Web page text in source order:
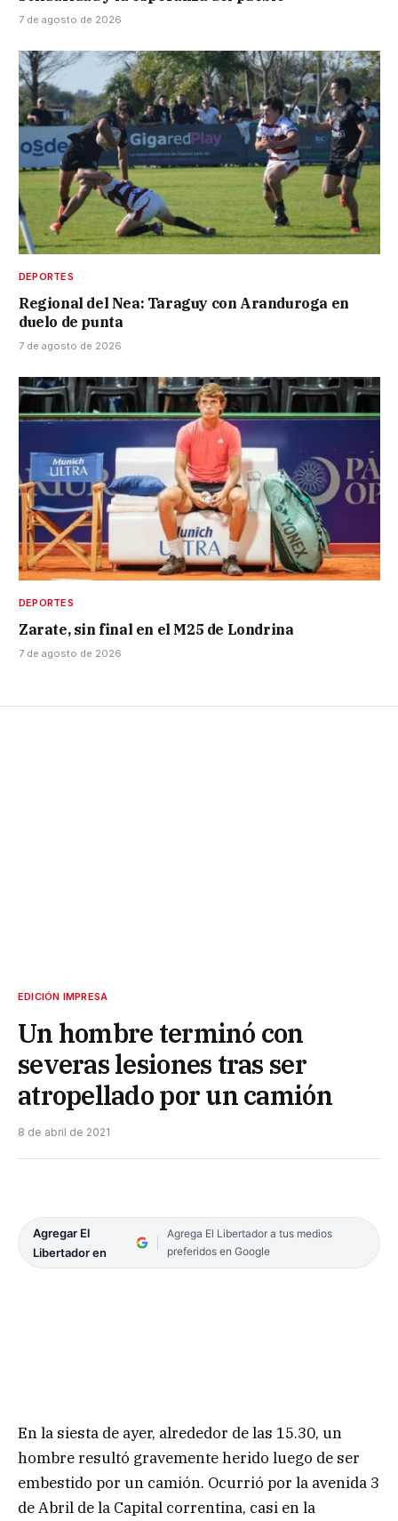
7 de agosto de 2026
DEPORTES
Regional del Nea: Taraguy con Aranduroga en
duelo de punta
7 de agosto de 2026
DEPORTES
Zarate, sin final en el M25 de Londrina
7 de agosto de 2026
EDICIÓN IMPRESA
Un hombre terminó con
severas lesiones tras ser
atropellado por un camión
8 de abril de 2021
Agregar El
Libertador en
Agrega El Libertador a tus medios
preferidos en Google
En la siesta de ayer, alrededor de las 15.30, un
hombre resultó gravemente herido luego de ser
embestido por un camión. Ocurrió por la avenida 3
de Abril de la Capital correntina, casi en la